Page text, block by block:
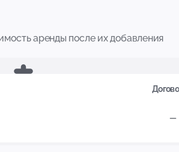
аренды после их добавления